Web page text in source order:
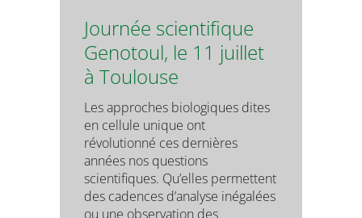
Journée scientifique
Genotoul, le 11 juillet
à Toulouse
Les approches biologiques dites
en cellule unique ont
révolutionné ces dernières
années nos questions
scientifiques. Qu’elles permettent
des cadences d’analyse inégalées
ou une observation des